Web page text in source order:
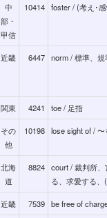
中
部・
甲信
10414 foster / (考え･
近畿 6447 norm / 標準、
関東 4241 toe / 足指
その
他
10198 lose sight of /
北海
道
8824 court / 裁判所
る、求愛する
近畿 7539 be free of